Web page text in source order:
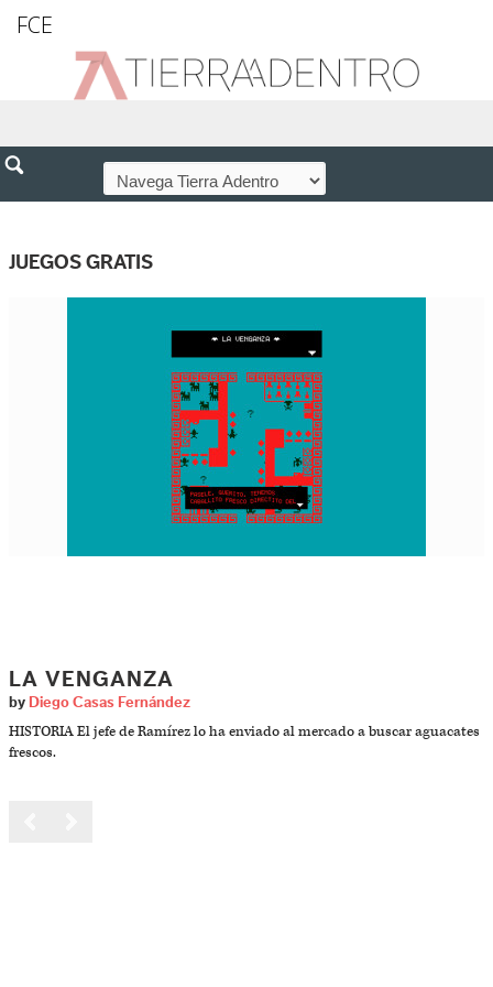
FCE
JUEGOS GRATIS
LA VENGANZA
by Diego Casas Fernández
HISTORIA El jefe de Ramírez lo ha enviado al mercado a buscar aguacates
frescos.